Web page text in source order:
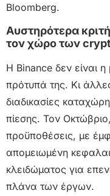
Bloomberg.
Αυστηρότερα
τον χώρο των
Η Binance δεν είναι
πρότυπά της. Κι
διαδικασίες
πίεσης. Τον
προϋποθέσεις, με
απομειωμένη
κλειδώματος για
πλάνα των έργων.